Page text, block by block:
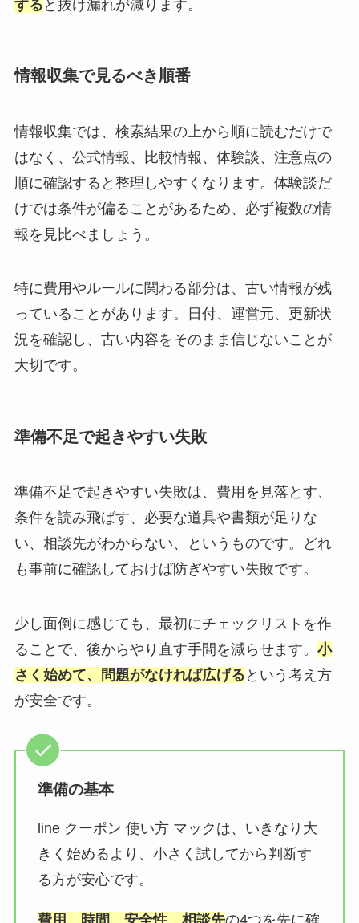
する と抜け漏れが減ります。
情報収集で見るべき順番
情報収集では、検索結果の上から順に読むだけで
はなく、公式情報、比較情報、体験談、注意点の
順に確認すると整理しやすくなります。体験談だ
けでは条件が偏ることがあるため、必ず複数の情
報を見比べましょう。
特に費用やルールに関わる部分は、古い情報が残
っていることがあります。日付、運営元、更新状
況を確認し、古い内容をそのまま信じないことが
大切です。
準備不足で起きやすい失敗
準備不足で起きやすい失敗は、費用を見落とす、
条件を読み飛ばす、必要な道具や書類が足りな
い、相談先がわからない、というものです。どれ
も事前に確認しておけば防ぎやすい失敗です。
少し面倒に感じても、最初にチェックリストを作
ることで、後からやり直す手間を減らせます。 小
さく始めて、問題がなければ広げる という考え方
が安全です。
準備の基本
line クーポン 使い方 マックは、いきなり大
きく始めるより、小さく試してから判断す
る方が安心です。